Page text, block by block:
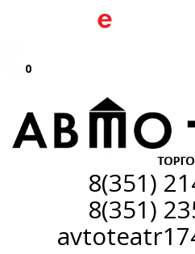
0
8(351)
8(351)